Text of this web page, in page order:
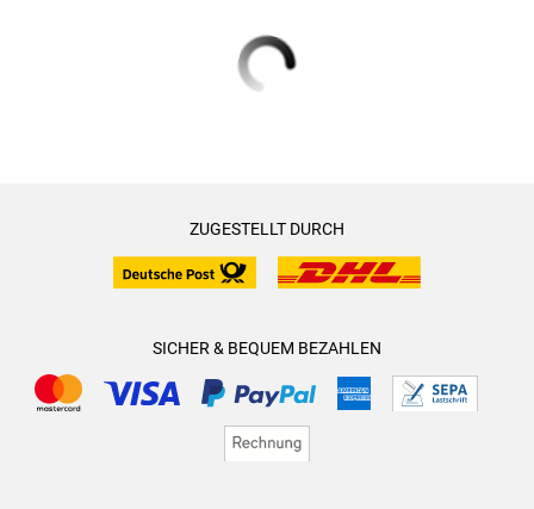
ZUGESTELLT DURCH
SICHER & BEQUEM BEZAHLEN